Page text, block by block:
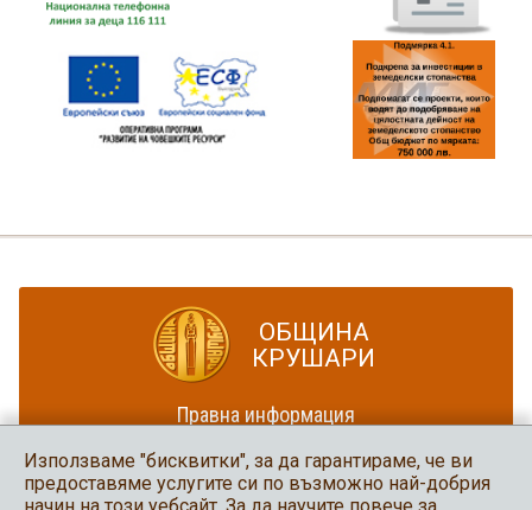
ОБЩИНА
КРУШАРИ
Правна информация
Карта на сайта
Използваме "бисквитки", за да гарантираме, че ви
предоставяме услугите си по възможно най-добрия